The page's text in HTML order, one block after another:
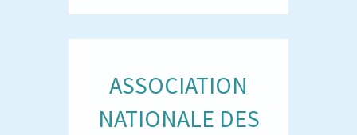
ASSOCIATION
NATIONALE DES